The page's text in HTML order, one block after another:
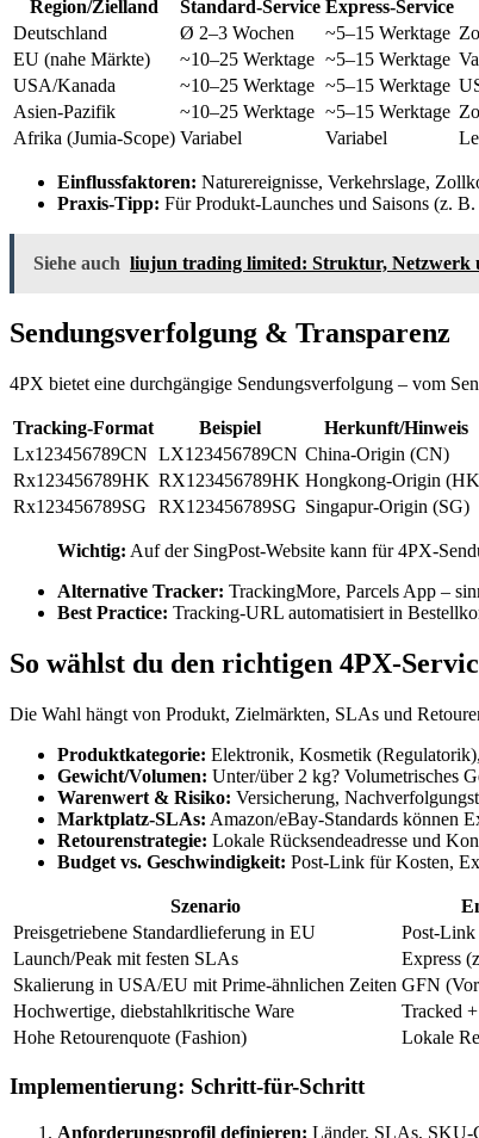
Region/Zielland Standard-Service Express-Service
Deutschland
Ø 2–3 Wochen ~5–15 Werktage
EU (nahe Märkte)
~10–25 Werktage ~5–15 Werktage
USA/Kanada
~10–25 Werktage ~5–15 Werktage
Asien-Pazifik
~10–25 Werktage ~5–15 Werktage
Afrika (Jumia-Scope) Variabel Variabel
Einflussfaktoren: Naturereignisse, Verkehrslage,
Praxis-Tipp: Für Produkt-Launches und Saisons (z.
Siehe auch liujun trading limited: Struktur, Netzwerk
Sendungsverfolgung & Transparenz
4PX bietet eine durchgängige Sendungsverfolgung – vom
Tracking-Format Beispiel Herkunft/Hinweis
Lx123456789CN LX123456789CN China-Origin (CN)
Rx123456789HK RX123456789HK Hongkong-Origin
Rx123456789SG
RX123456789SG Singapur-Origin (SG)
Wichtig: Auf der SingPost-Website kann für 4PX-
Alternative Tracker: TrackingMore, Parcels App –
Best Practice: Tracking-URL automatisiert in
So wählst du den richtigen 4PX-
Die Wahl hängt von Produkt, Zielmärkten, SLAs und
Produktkategorie: Elektronik, Kosmetik
Gewicht/Volumen: Unter/über 2 kg? Volumetrisches
Warenwert & Risiko: Versicherung,
Marktplatz-SLAs: Amazon/eBay-Standards können
Retourenstrategie: Lokale Rücksendeadresse und
Budget vs. Geschwindigkeit: Post-Link für Kosten,
Szenario
Preisgetriebene Standardlieferung in EU
Post-Link
Launch/Peak mit festen SLAs
Express
Skalierung in USA/EU mit Prime-ähnlichen Zeiten GFN
Hochwertige, diebstahlkritische Ware
Tracked
Hohe Retourenquote (Fashion)
Lokale
Implementierung: Schritt-für-Schritt
Anforderungsprofil definieren: Länder, SLAs, SKU-